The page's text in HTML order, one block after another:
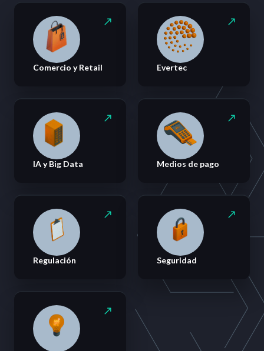
Comercio y Retail Evertec
IA y Big Data Medios de pago
Regulación Seguridad